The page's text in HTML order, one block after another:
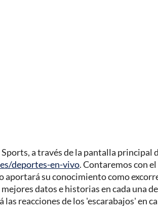
a través de la pantalla principal
deportes-en-vivo. Contaremos con el
aportará su conocimiento como
datos e historias en cada una
reacciones de los 'escarabajos' en